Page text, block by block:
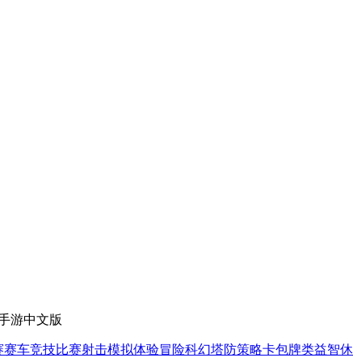
游中文版
赛车竞技比赛射击模拟体验冒险科幻塔防策略卡包牌类益智